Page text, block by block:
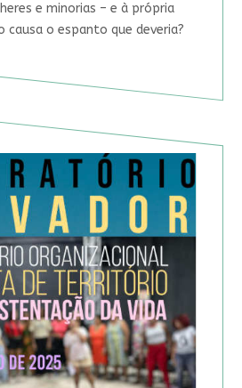
e minorias – e à própria
causa o espanto que deveria?